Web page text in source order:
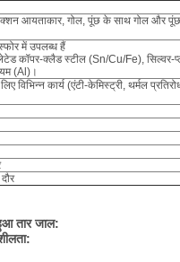
आयताकार, गोल, पूंछ के साथ गोल और
में उपलब्ध हैं
कॉपर-क्लैड स्टील (Sn/Cu/Fe), सिल्वर-
(Al)।
विभिन्न कार्य (एंटी-केमिस्ट्री, थर्मल
तार जाल: